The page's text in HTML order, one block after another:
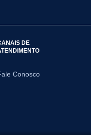
DE
Conosco